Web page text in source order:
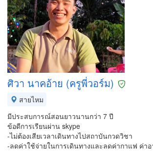
ศิวา นาคอ้าย (ครูพี่วอร์ม)
สายไหม
มีประสบการณ์สอนยาวนานกว่า 7 ปี
ข้อดีการเรียนผ่าน skype
-ไม่ต้องเสียเวลาเดินทางไปสถาบันกวดวิชา
-ลดค่าใช้จ่ายในการเดินทางและลดค่ากาแฟ ค่าอ